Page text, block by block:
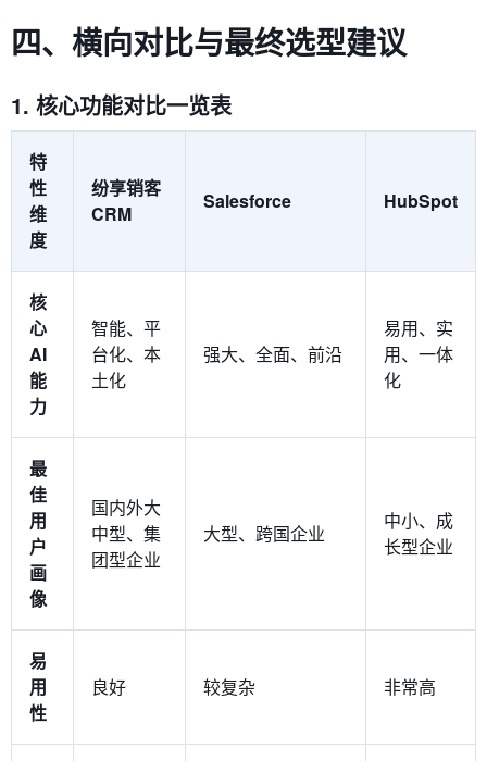
四、横向对比与最终选型建议
1. 核心功能对比一览表
特
性
维
度
纷享销客
CRM
Salesforce HubSpot
核
心
AI
能
力
智能、平
台化、本
土化
强大、全面、前沿
易用、实
用、一体
化
最
佳
用
户
画
像
国内外大
中型、集
团型企业
大型、跨国企业
中小、成
长型企业
易
用
性
良好 较复杂 非常高